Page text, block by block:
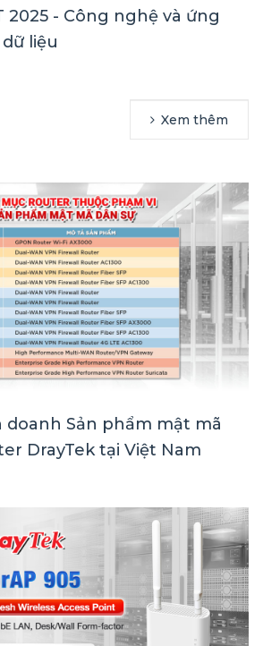
2025 - Công nghệ và ứng
liệu
Xem thêm
doanh Sản phẩm mật mã
DrayTek tại Việt Nam